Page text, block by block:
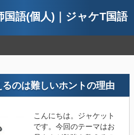
国語(個人)｜ジャケT国語
のは難しいホントの理由
こんにちは。ジャケット
です。今回のテーマはお